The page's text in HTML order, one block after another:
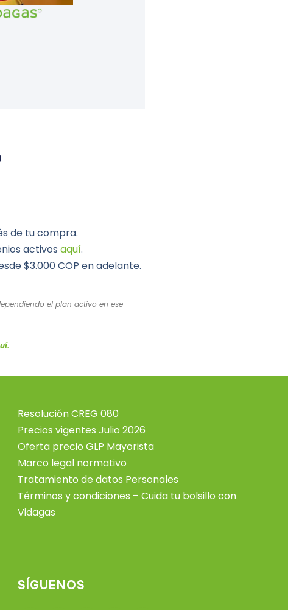
de tu compra.
activos aquí.
$3.000 COP en adelante.
el plan activo en ese
Resolución CREG 080
Precios vigentes Julio 2026
Oferta precio GLP Mayorista
Marco legal normativo
Tratamiento de datos Personales
Términos y condiciones – Cuida tu bolsillo con
Vidagas
SÍGUENOS